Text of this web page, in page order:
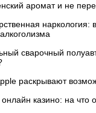
аромат и не
наркология:
сварочный
раскрывают
казино: на что